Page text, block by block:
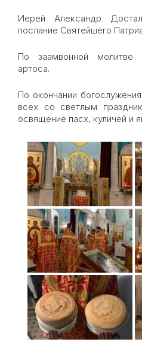
Иерей Александр
послание Святейшего
По заамвонной молитве
артоса.
По окончании
всех со светлым
освящение пасх, куличей и